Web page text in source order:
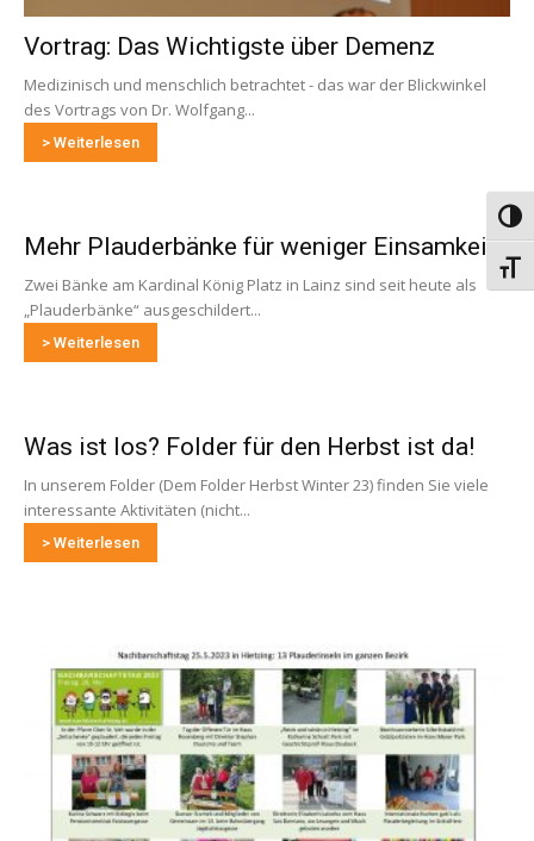
Vortrag: Das Wichtigste über Demenz
Medizinisch und menschlich betrachtet - das war der Blickwinkel
des Vortrags von Dr. Wolfgang...
> Weiterlesen
Mehr Plauderbänke für weniger Einsamkeit
Zwei Bänke am Kardinal König Platz in Lainz sind seit heute als
„Plauderbänke“ ausgeschildert...
> Weiterlesen
Was ist los? Folder für den Herbst ist da!
In unserem Folder (Dem Folder Herbst Winter 23) finden Sie viele
interessante Aktivitäten (nicht...
> Weiterlesen